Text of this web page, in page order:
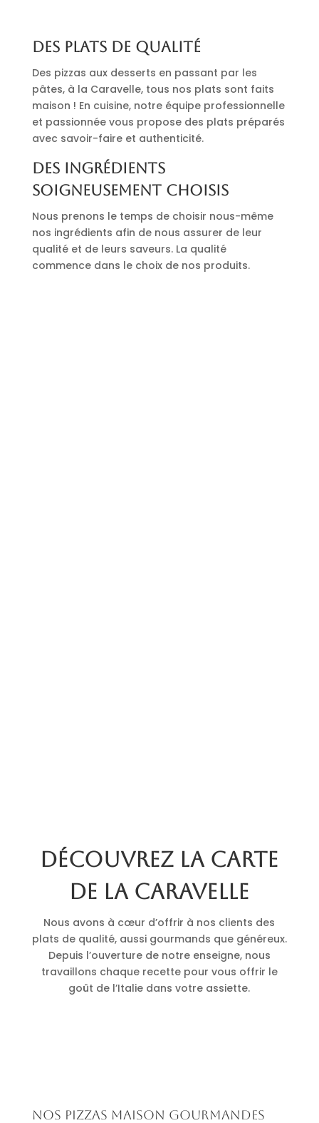
Des plats de qualité
Des pizzas aux desserts en passant par les
pâtes, à la Caravelle, tous nos plats sont faits
maison ! En cuisine, notre équipe professionnelle
et passionnée vous propose des plats préparés
avec savoir-faire et authenticité.
Des ingrédients
soigneusement choisis
Nous prenons le temps de choisir nous-même
nos ingrédients afin de nous assurer de leur
qualité et de leurs saveurs. La qualité
commence dans le choix de nos produits.
Découvrez la carte
de La Caravelle
Nous avons à cœur d’offrir à nos clients des
plats de qualité, aussi gourmands que généreux.
Depuis l’ouverture de notre enseigne, nous
travaillons chaque recette pour vous offrir le
goût de l’Italie dans votre assiette.
Nos pizzas maison gourmandes